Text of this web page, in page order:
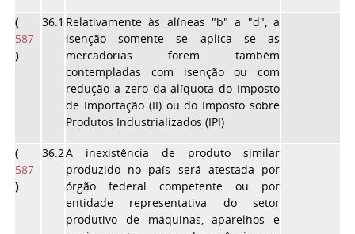
(
587
)
36.1 Relativamente às alíneas "b" a "d", a
isenção somente se aplica se as
mercadorias forem também
contempladas com isenção ou com
redução a zero da alíquota do Imposto
de Importação (II) ou do Imposto sobre
Produtos Industrializados (IPI)
(
587
)
36.2A inexistência de produto similar
produzido no país será atestada por
órgão federal competente ou por
entidade representativa do setor
produtivo de máquinas, aparelhos e